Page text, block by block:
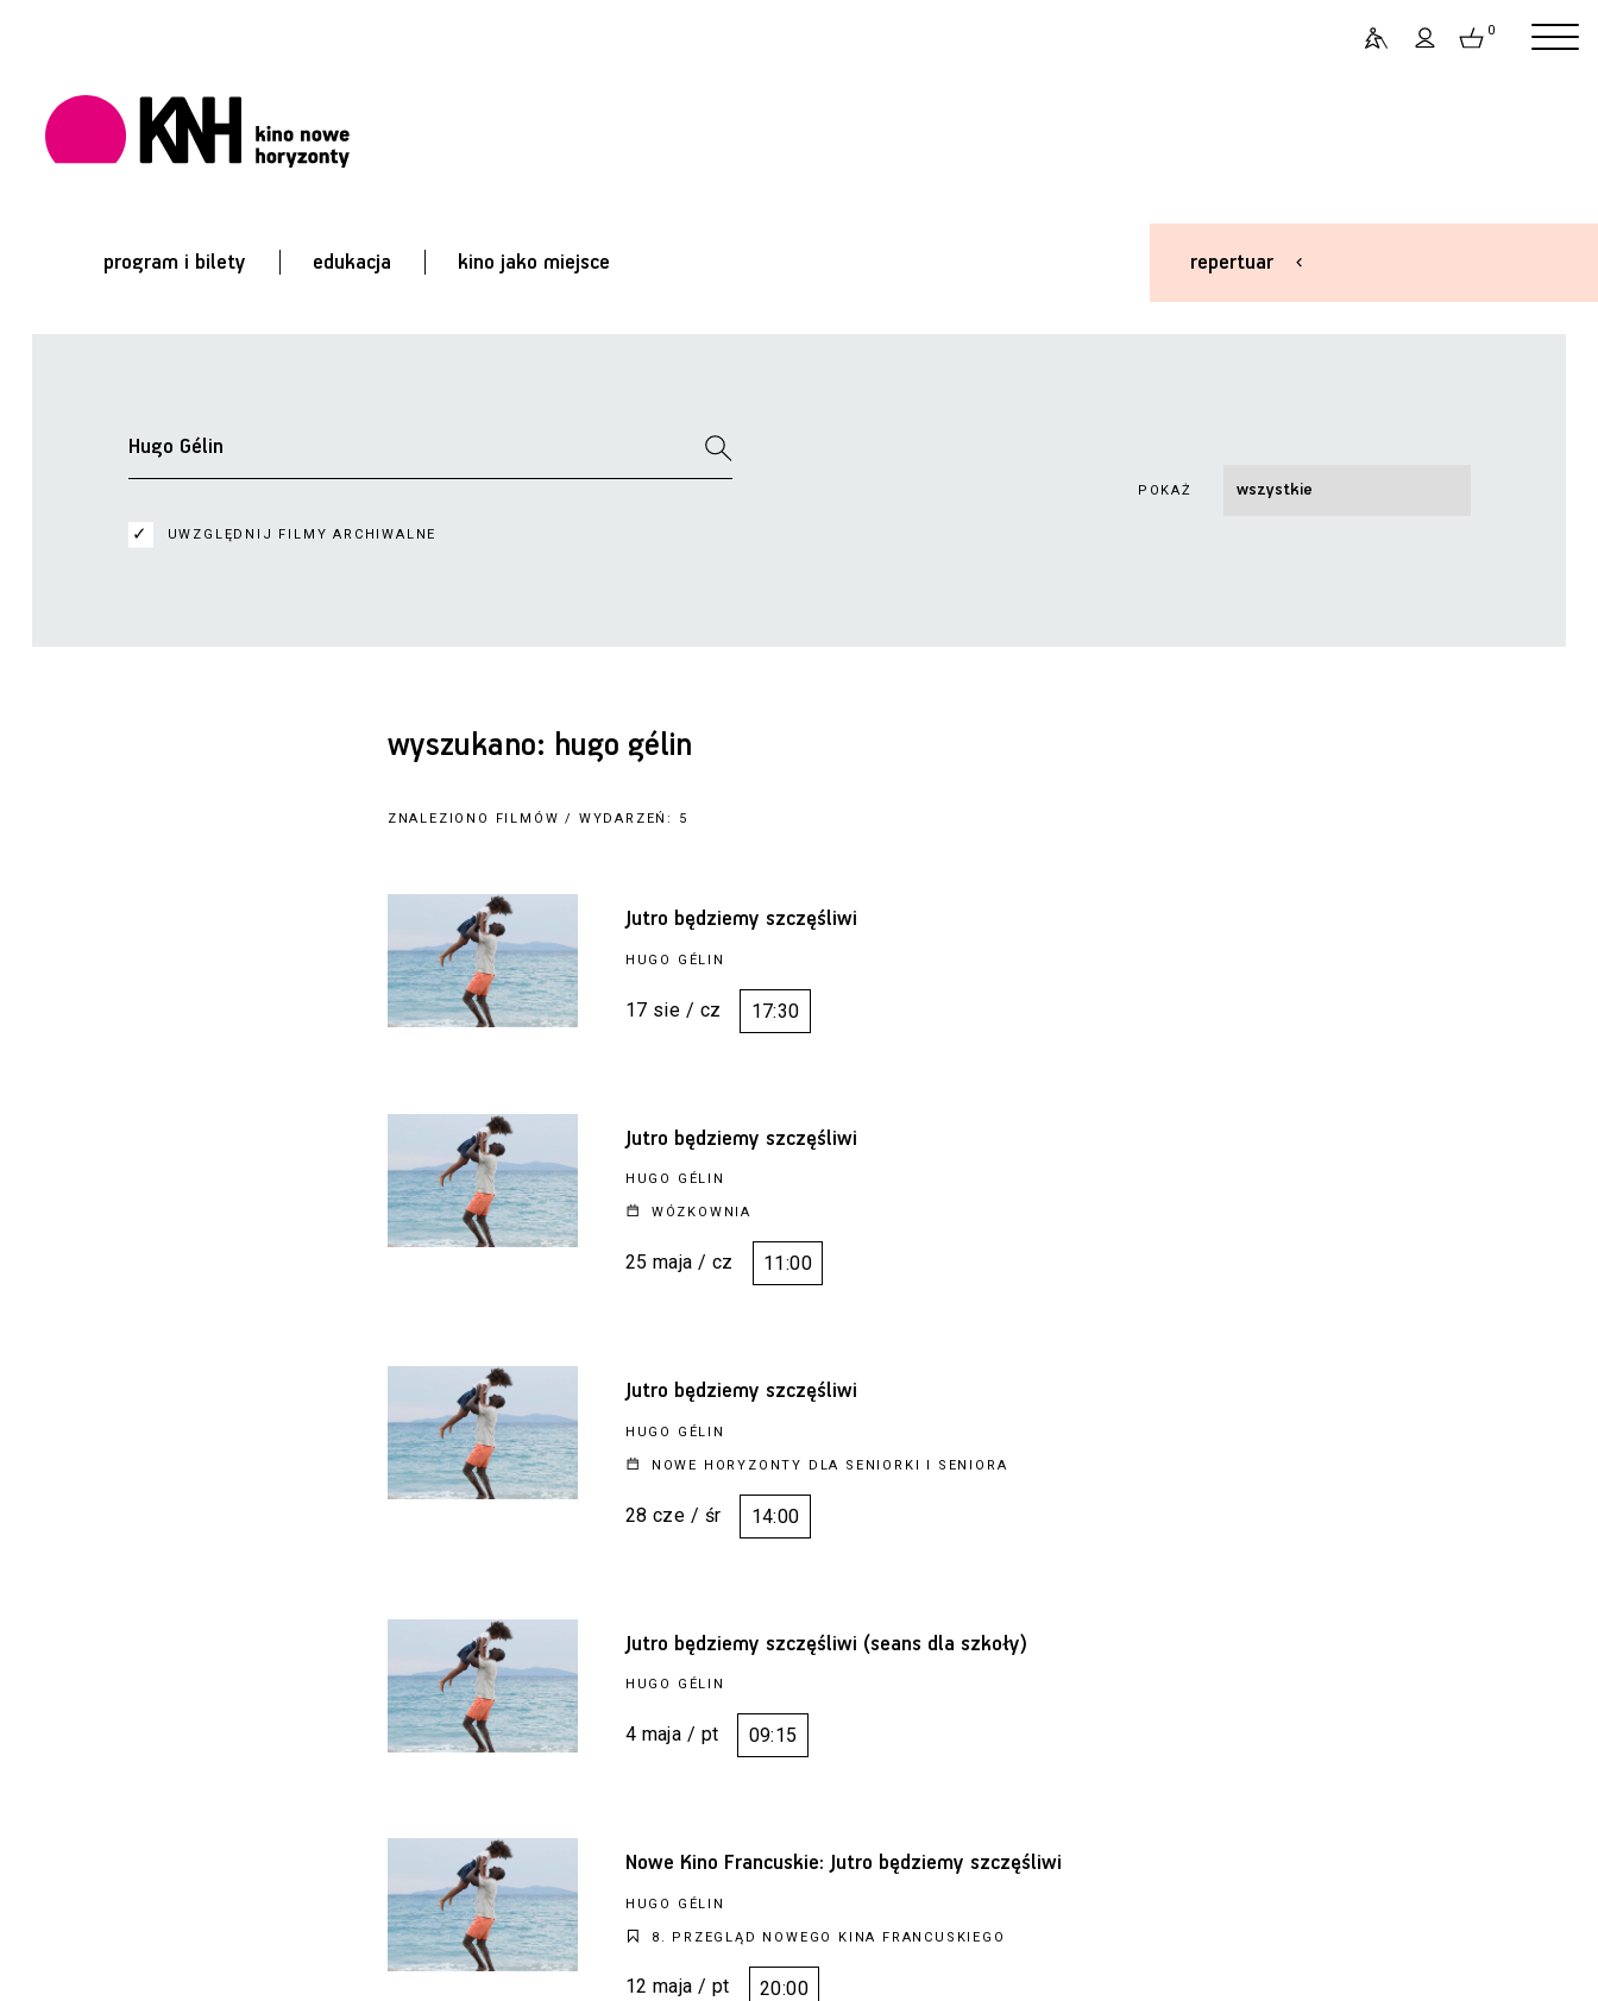
0
program i bilety edukacja kino jako miejsce repertuar
UWZGLĘDNIJ FILMY ARCHIWALNE
POKAŻ
wyszukano: hugo gélin
ZNALEZIONO FILMÓW / WYDARZEŃ: 5
Jutro będziemy szczęśliwi
HUGO GÉLIN
17 sie / cz 17:30
Jutro będziemy szczęśliwi
HUGO GÉLIN
WÓZKOWNIA
25 maja / cz 11:00
Jutro będziemy szczęśliwi
HUGO GÉLIN
NOWE HORYZONTY DLA SENIORKI I SENIORA
28 cze / śr 14:00
Jutro będziemy szczęśliwi (seans dla szkoły)
HUGO GÉLIN
4 maja / pt 09:15
Nowe Kino Francuskie: Jutro będziemy szczęśliwi
HUGO GÉLIN
8. PRZEGLĄD NOWEGO KINA FRANCUSKIEGO
12 maja / pt 20:00